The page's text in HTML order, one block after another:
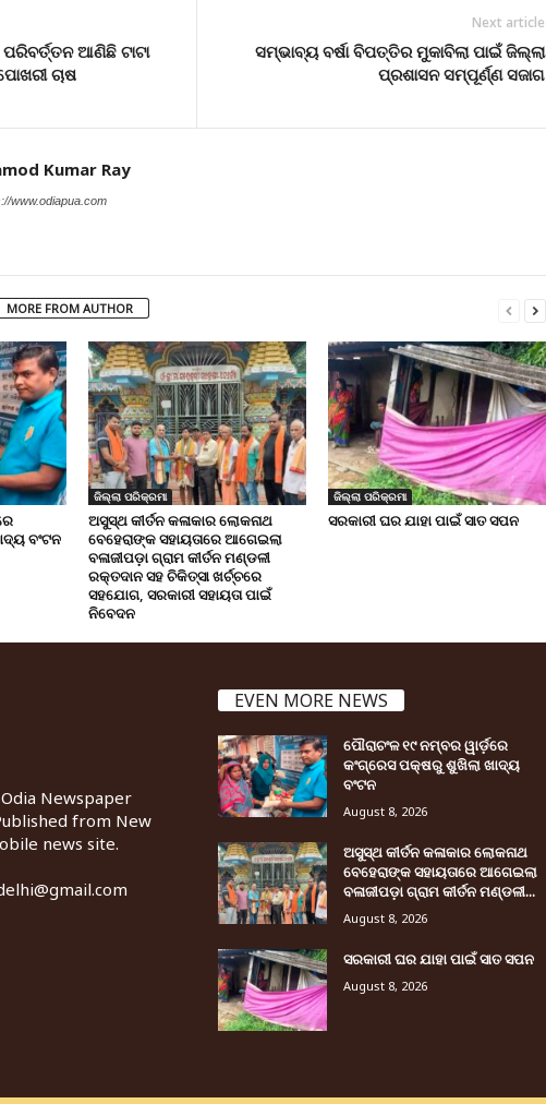
ପରିବର୍ତ୍ତନ ଆଣିଛି ଟାଟା
ଚାଷ
Next article
ସମ୍ଭାବ୍ୟ ବର୍ଷା ବିପତ୍ତିର ମୁକାବିଲା ପାଇଁ ଜିଲ୍ଲା
ପ୍ରଶାସନ ସମ୍ପୂର୍ଣ୍ଣ ସଜାଗ
Kumar Ray
www.odiapua.com
MORE FROM AUTHOR
ବଂଟନ
ଜିଲ୍ଲା ପରିକ୍ରମା
ଅସୁସ୍ଥ କୀର୍ତନ କଳାକାର ଲୋକନାଥ
ବେହେରାଙ୍କ ସହାୟତାରେ ଆଗେଇଲା
ବଳାଜୀପଡ଼ା ଗ୍ରାମ କୀର୍ତନ ମଣ୍ଡଳୀ
ରକ୍ତଦାନ ସହ ଚିକିତ୍ସା ଖର୍ଚ୍ଚରେ
ସହଯୋଗ, ସରକାରୀ ସହାୟତା ପାଇଁ
ନିବେଦନ
ଜିଲ୍ଲା ପରିକ୍ରମା
ସରକାରୀ ଘର ଯାହା ପାଇଁ ସାତ ସପନ
Newspaper
from New
news site.
EVEN MORE NEWS
ପୌରାଚଂଳ ୧୯ ନମ୍ବର ୱାର୍ଡ଼ରେ
କଂଗ୍ରେସ ପକ୍ଷରୁ ଶୁଖିଲା ଖାଦ୍ୟ
ବଂଟନ
August 8, 2026
ଅସୁସ୍ଥ କୀର୍ତନ କଳାକାର ଲୋକନାଥ
ବେହେରାଙ୍କ ସହାୟତାରେ ଆଗେଇଲା
ବଳାଜୀପଡ଼ା ଗ୍ରାମ କୀର୍ତନ ମଣ୍ଡଳୀ...
August 8, 2026
ସରକାରୀ ଘର ଯାହା ପାଇଁ ସାତ ସପନ
August 8, 2026